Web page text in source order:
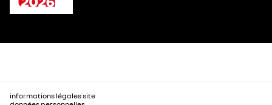
informations légales site